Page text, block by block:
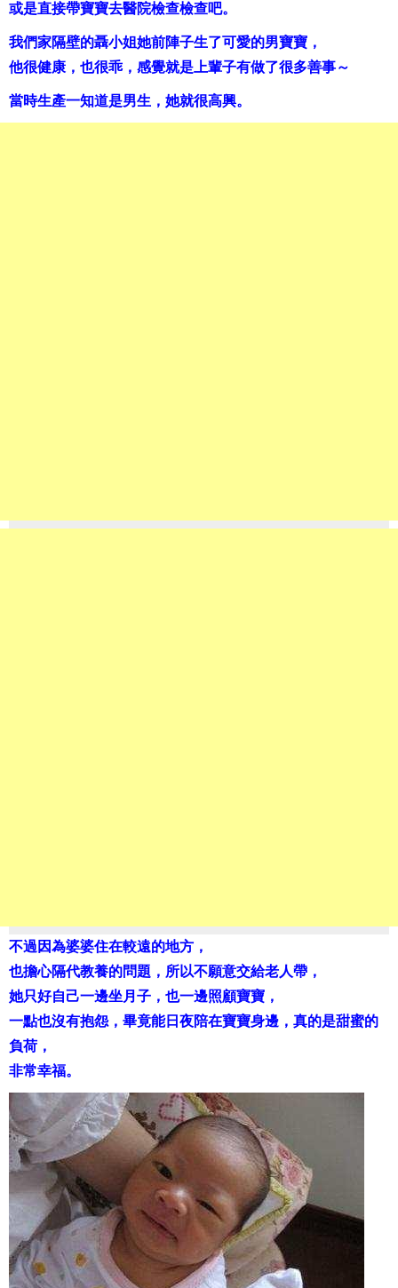
或是直接帶寶寶去醫院檢查檢查吧。
我們家隔壁的聶小姐她前陣子生了可愛的男寶寶，
他很健康，也很乖，感覺就是上輩子有做了很多善事～
當時生產一知道是男生，她就很高興。
不過因為婆婆住在較遠的地方，
也擔心隔代教養的問題，所以不願意交給老人帶，
她只好自己一邊坐月子，也一邊照顧寶寶，
一點也沒有抱怨，畢竟能日夜陪在寶寶身邊，真的是甜蜜的
負荷，
非常幸福。